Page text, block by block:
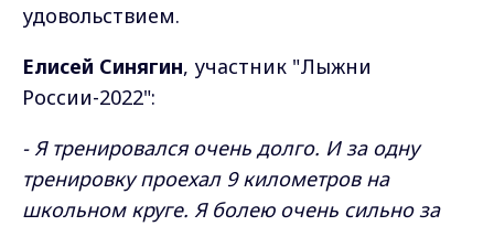
удовольствием.
Елисей Синягин, участник "Лыжни
России-2022":
- Я тренировался очень долго. И за одну
тренировку проехал 9 километров на
школьном круге. Я болею очень сильно за